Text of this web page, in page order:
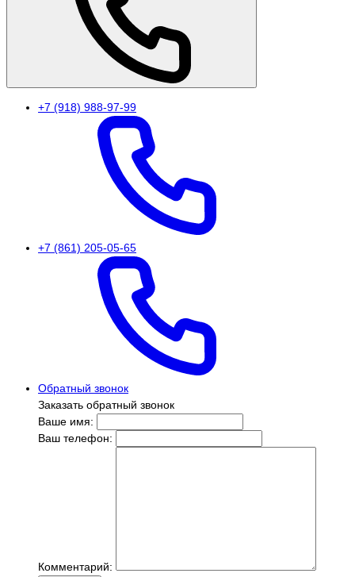
+7 (918) 988-97-99
+7 (861) 205-05-65
Обратный звонок
Заказать обратный звонок
Ваше имя:
Ваш телефон:
Комментарий: